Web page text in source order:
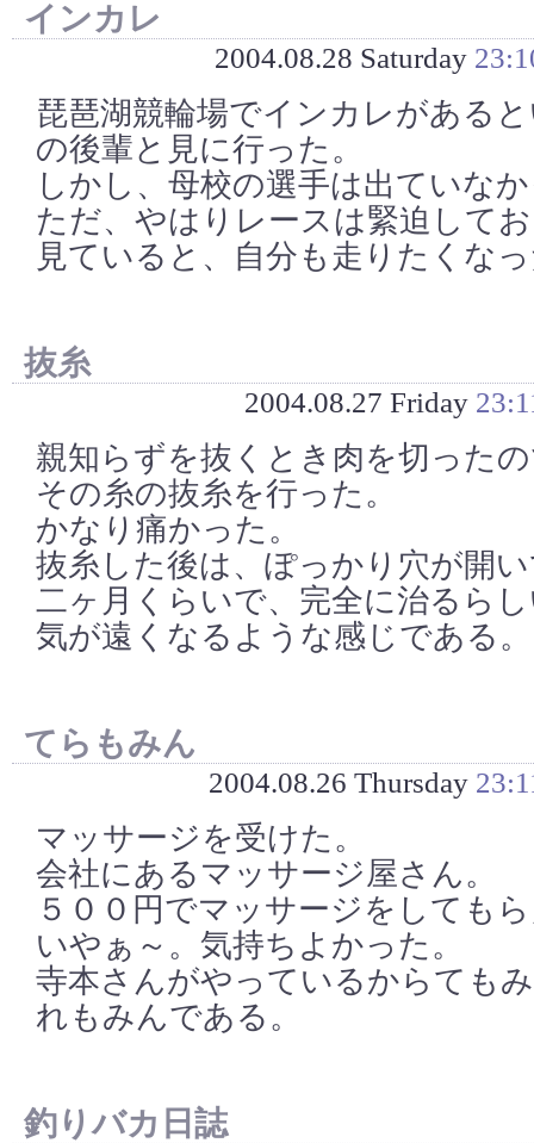
インカレ
2004.08.28 Saturday
琵琶湖競輪場でインカレがある
の後輩と見に行った。
しかし、母校の選手は出ていな
ただ、やはりレースは緊迫して
見ていると、自分も走りたくな
抜糸
2004.08.27 Friday
親知らずを抜くとき肉を切った
その糸の抜糸を行った。
かなり痛かった。
抜糸した後は、ぽっかり穴が開
二ヶ月くらいで、完全に治るら
気が遠くなるような感じである。
てらもみん
2004.08.26 Thursday
マッサージを受けた。
会社にあるマッサージ屋さん。
５００円でマッサージをしても
いやぁ～。気持ちよかった。
寺本さんがやっているからても
れもみんである。
釣りバカ日誌